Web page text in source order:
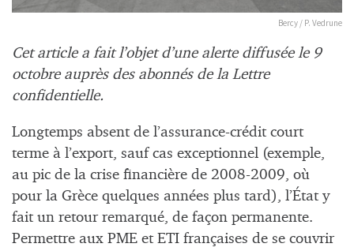
Bercy / P. Vedrune
Cet article a fait l’objet d’une alerte diffusée le 9
octobre auprès des abonnés de la Lettre
confidentielle.
Longtemps absent de l’assurance-crédit court
terme à l’export, sauf cas exceptionnel (exemple,
au pic de la crise financière de 2008-2009, où
pour la Grèce quelques années plus tard), l’État y
fait un retour remarqué, de façon permanente.
Permettre aux PME et ETI françaises de se couvrir